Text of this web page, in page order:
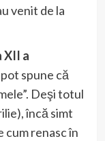
venit de la
XII a
spune că
Deşi totul
încă simt
renasc în